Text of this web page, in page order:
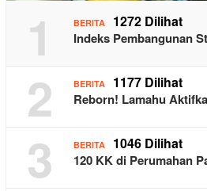
1 BERITA 1272 Dilihat
Indeks Pembangunan
2 BERITA 1177 Dilihat
Reborn! Lamahu
3 BERITA 1046 Dilihat
120 KK di Perumahan